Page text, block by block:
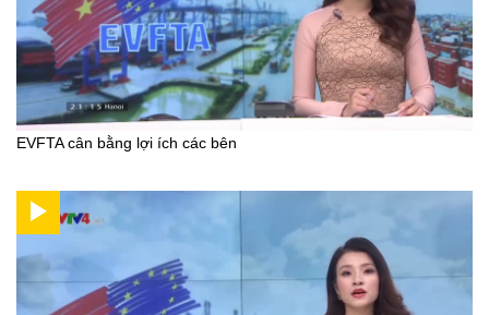
EVFTA cân bằng lợi ích các bên